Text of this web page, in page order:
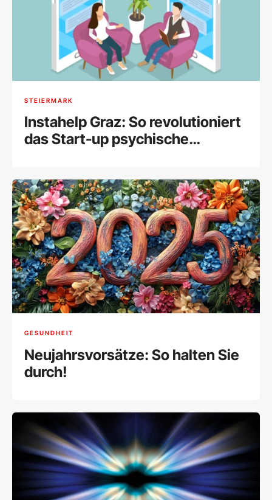
STEIERMARK
Instahelp Graz: So revolutioniert
das Start-up psychische
GESUNDHEIT
Neujahrsvorsätze: So halten Sie
durch!